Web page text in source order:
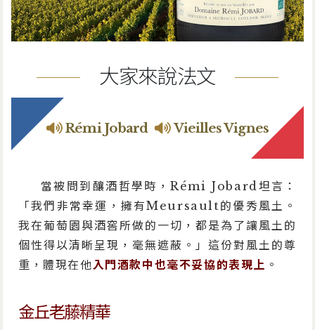
大家來說法文
Rémi Jobard Vieilles Vignes
當被問到釀酒哲學時，Rémi Jobard坦言：
「我們非常幸運，擁有Meursault的優秀風土。
我在葡萄園與酒窖所做的一切，都是為了讓風土的
個性得以清晰呈現，毫無遮蔽。」這份對風土的尊
重，體現在他入門酒款中也毫不妥協的表現上 。
金丘老藤精華